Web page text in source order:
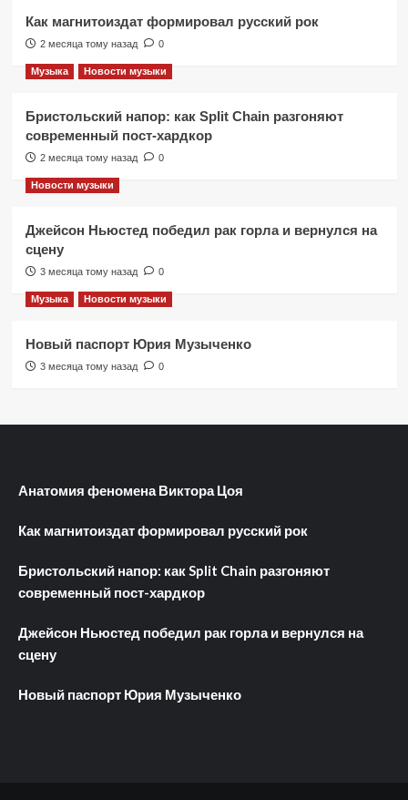
Как магнитоиздат формировал русский рок
2 месяца тому назад 0
Музыка Новости музыки
Бристольский напор: как Split Chain разгоняют
современный пост-хардкор
2 месяца тому назад 0
Новости музыки
Джейсон Ньюстед победил рак горла и вернулся на
сцену
3 месяца тому назад 0
Музыка Новости музыки
Новый паспорт Юрия Музыченко
3 месяца тому назад 0
Анатомия феномена Виктора Цоя
Как магнитоиздат формировал русский рок
Бристольский напор: как Split Chain разгоняют
современный пост-хардкор
Джейсон Ньюстед победил рак горла и вернулся на
сцену
Новый паспорт Юрия Музыченко